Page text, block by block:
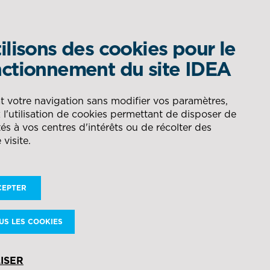
DÉLÉGATION DE
PRODUCTION
DES FLUX
AÉRONAUTIQUE
ÉNERGIE
NAVAL
QUEL EST VOTRE BESOIN ?
RECHERCHER
Saint-
Lille,
Calais,
des cookies pour le
du site IDEA
votre navigation sans modifier vos paramètres,
l'utilisation de cookies permettant de disposer de
à vos centres d'intérêts ou de récolter des
visite.
LES COOKIES